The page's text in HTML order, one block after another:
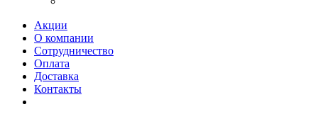
Акции
О компании
Сотрудничество
Оплата
Доставка
Контакты